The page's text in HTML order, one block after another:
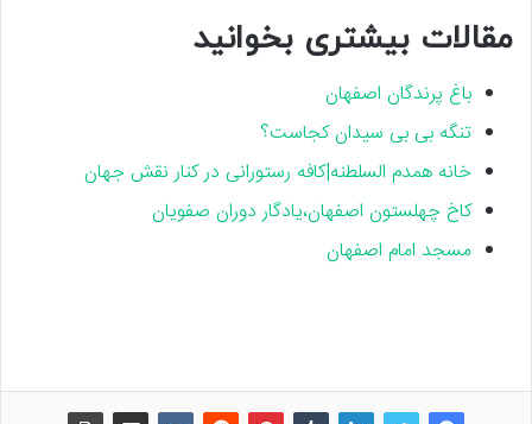
مقالات بیشتری بخوانید
باغ پرندگان اصفهان
تنگه بی بی سیدان کجاست؟
خانه همدم السلطنه|کافه رستورانی در کنار نقش جهان
کاخ چهلستون اصفهان،یادگار دوران صفویان
مسجد امام اصفهان